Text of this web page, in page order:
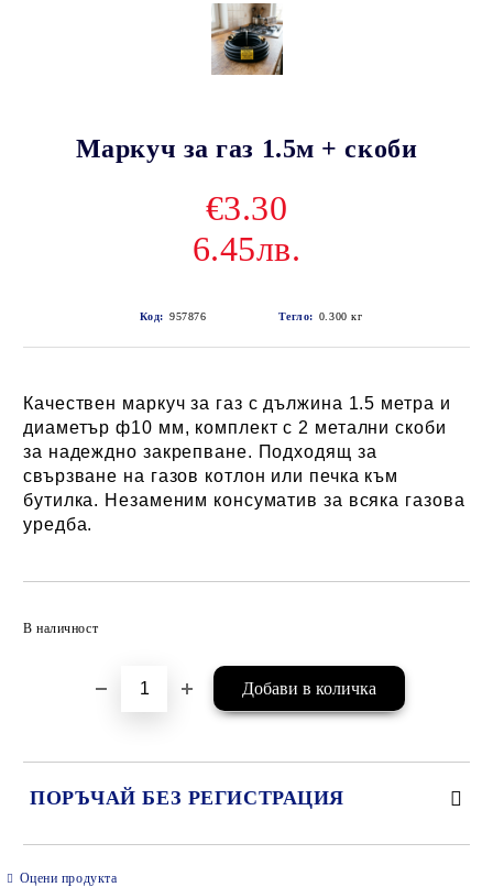
Маркуч за газ 1.5м + скоби
€3.30
6.45лв.
Код: 957876 Тегло: 0.300 кг
Качествен маркуч за газ с дължина 1.5 метра и
диаметър ф10 мм, комплект с 2 метални скоби
за надеждно закрепване. Подходящ за
свързване на газов котлон или печка към
бутилка. Незаменим консуматив за всяка газова
уредба.
В наличност
ПОРЪЧАЙ БЕЗ РЕГИСТРАЦИЯ
Оцени продукта